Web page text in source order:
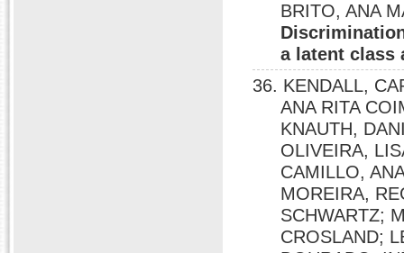
BRITO, ANA
a latent class
36. KENDALL,
ANA RITA
KNAUTH,
OLIVEIRA,
CAMILLO,
MOREIRA,
SCHWARTZ;
CROSLAND;